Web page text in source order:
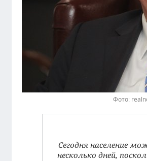
Сегодня население
несколько дней,